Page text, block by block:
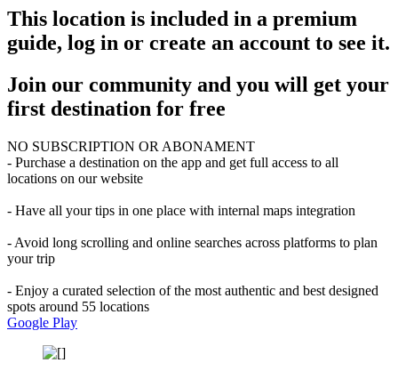
This location is included in a premium
guide, log in or create an account to see it.
Join our community and you will get your
first destination for free
NO SUBSCRIPTION OR ABONAMENT
- Purchase a destination on the app and get full access to all
locations on our website
- Have all your tips in one place with internal maps integration
- Avoid long scrolling and online searches across platforms to plan
your trip
- Enjoy a curated selection of the most authentic and best designed
spots around 55 locations
Google Play